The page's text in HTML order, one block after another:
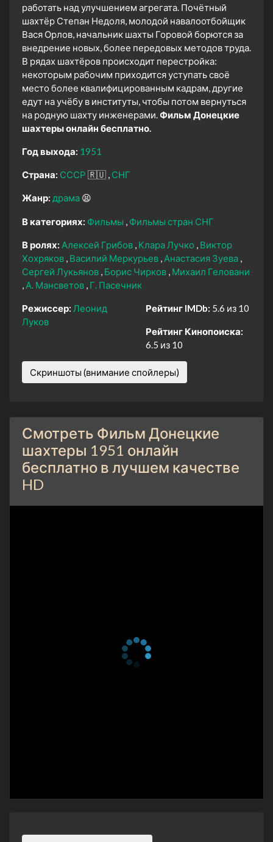
работать над улучшением агрегата. Почётный
шахтёр Степан Недоля, молодой навалоотбойщик
Вася Орлов, начальник шахты Горовой борются за
внедрение новых, более передовых методов труда.
В рядах шахтёров происходит перестройка:
некоторым рабочим приходится уступать своё
место более квалифицированным кадрам, другие
едут на учёбу в институты, чтобы потом вернуться
на родную шахту инженерами. Фильм Донецкие
шахтеры онлайн бесплатно.
Год выхода: 1951
Страна: СССР 🇷🇺 СНГ
Жанр: драма 😫
В категориях: Фильмы Фильмы стран СНГ
В ролях: Алексей Грибов Клара Лучко
Виктор
Хохряков Василий Меркурьев Анастасия Зуева
Сергей Лукьянов Борис Чирков Михаил Геловани
А. Мансветов Г. Пасечник
Режиссер: Леонид
Луков
Рейтинг IMDb: 5.6 из 10
Рейтинг Кинопоиска:
6.5 из 10
Скриншоты (внимание спойлеры)
Смотреть Фильм Донецкие
шахтеры 1951 онлайн
бесплатно в лучшем качестве
HD